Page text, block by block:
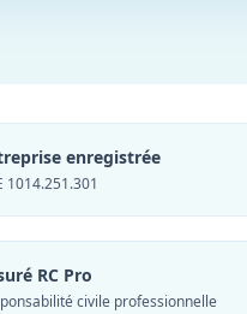
enregistrée
1014.251.301
RC Pro
civile professionnelle